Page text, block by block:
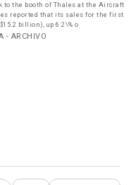
to the booth of Thales at the Aircraft
reported that its sales for the first
billion), up 6.2\% o
- ARCHIVO